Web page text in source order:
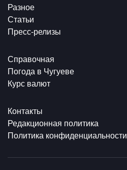
Разное
Статьи
Пресс-релизы
Справочная
Погода в Чугуеве
Курс валют
Контакты
Редакционная политика
Политика конфиденциальности